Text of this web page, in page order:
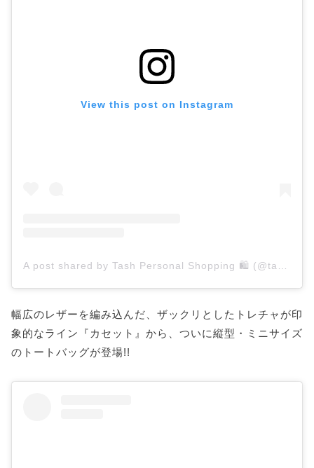
View this post on Instagram
幅広のレザーを編み込んだ、ザックリとしたトレチャが印
象的なライン『カセット』から、ついに縦型・ミニサイズ
のトートバッグが登場!!